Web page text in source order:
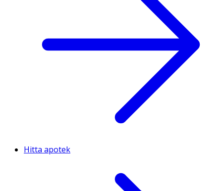
Hitta apotek